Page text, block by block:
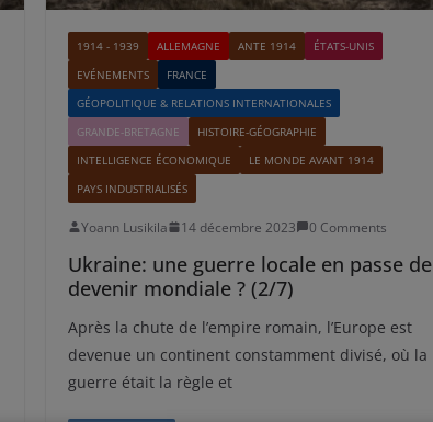
1914 - 1939 ALLEMAGNE ANTE 1914
ÉTATS-UNIS
EVÉNEMENTS
FRANCE
GÉOPOLITIQUE & RELATIONS INTERNATIONALES
GRANDE-BRETAGNE
HISTOIRE-GÉOGRAPHIE
INTELLIGENCE ÉCONOMIQUE
LE MONDE AVANT 1914
PAYS INDUSTRIALISÉS
Yoann Lusikila 14 décembre 2023 0 Comments
Ukraine: une guerre locale en passe de
devenir mondiale ? (2/7)
Après la chute de l’empire romain, l’Europe est
devenue un continent constamment divisé, où la
guerre était la règle et